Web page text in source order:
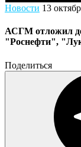
Новости 13
АСГМ отложил
"Роснефти",
Поделиться